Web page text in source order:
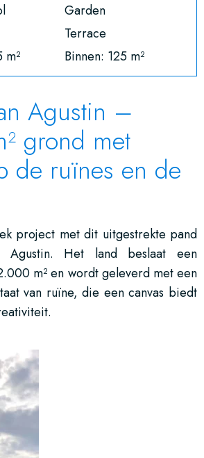
Garden
Terrace
m²
Binnen: 125 m²
Agustin –
grond met
de ruïnes en de
project met dit uitgestrekte pand
Het land beslaat een
m² en wordt geleverd met een
van ruïne, die een canvas biedt